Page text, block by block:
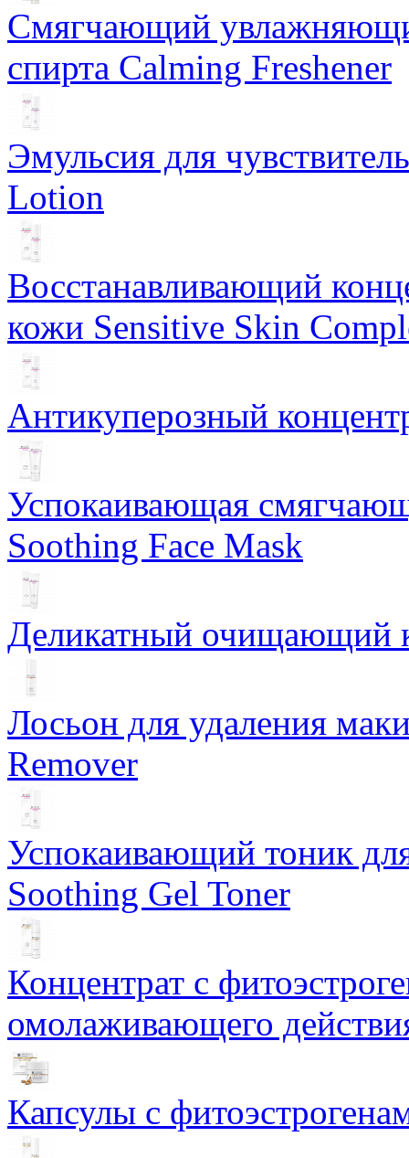
Смягчающий
спирта Calming Freshener
Эмульсия для
Lotion
Восстанавливающий
кожи Sensitive Skin
Антикуперозный
Успокаивающая
Soothing Face Mask
Деликатный очищающий
Лосьон для удаления
Remover
Успокаивающий тоник
Soothing Gel Toner
Концентрат с
омолаживающего
Капсулы с